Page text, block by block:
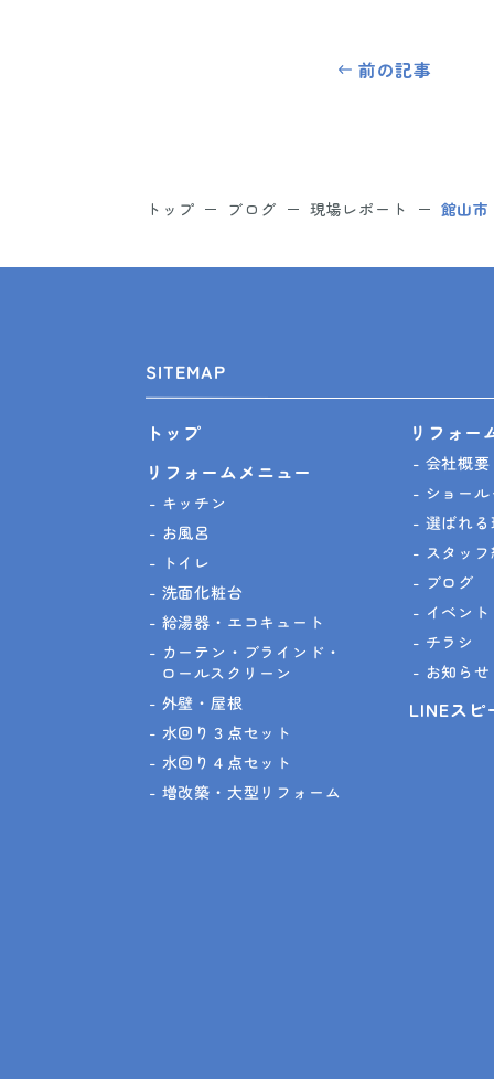
前の記事
トップ ブログ 現場レポート 館山
SITEMAP
トップ
リフォームメニュー
キッチン
お風呂
トイレ
洗面化粧台
給湯器・エコキュート
カーテン・ブラインド・
ロールスクリーン
外壁・屋根
水回り３点セット
水回り４点セット
増改築・大型リフォーム
リフォー
会社概要
ショー
選ばれ
スタッ
ブログ
イベント
チラシ
お知らせ
LINEスピ